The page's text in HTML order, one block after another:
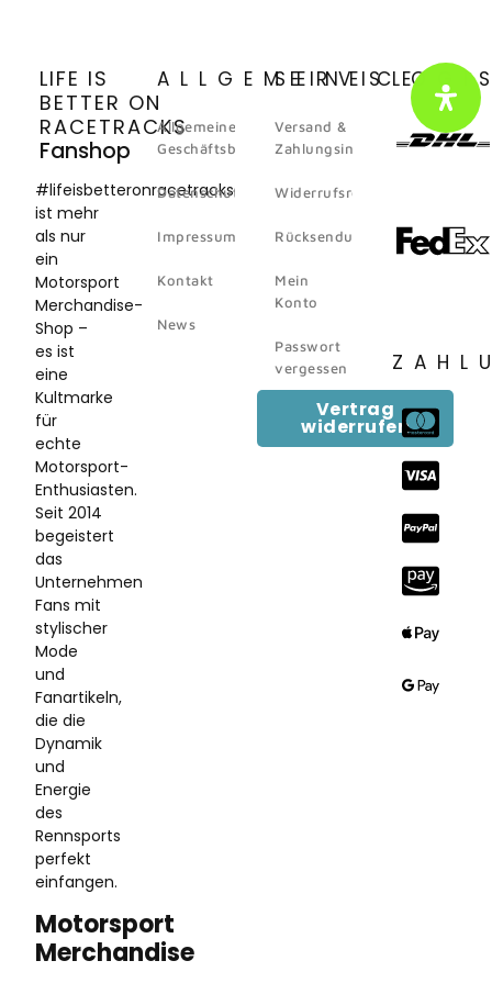
LIFE IS
BETTER ON
RACETRACKS
Fanshop
#lifeisbetteronracetracks
ist mehr
als nur
ein
Motorsport
Merchandise-
Shop –
es ist
eine
Kultmarke
für
echte
Motorsport-
Enthusiasten.
Seit 2014
begeistert
das
Unternehmen
Fans mit
stylischer
Mode
und
Fanartikeln,
die die
Dynamik
und
Energie
des
Rennsports
perfekt
einfangen.
Motorsport
Merchandise
ALLGEMEINES
Allgemeine
Geschäftsbedingungen
Datenschutz
Impressum
Kontakt
News
SERVICE
Versand &
Zahlungsinformation
Widerrufsrecht
Rücksendungen
Mein
Konto
Passwort
vergessen
Vertrag
widerrufen